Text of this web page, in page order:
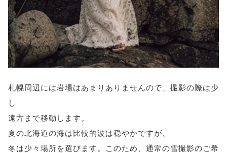
札幌周辺には岩場はあまりありませんので、撮影の際は少
し
遠方まで移動します。
夏の北海道の海は比較的波は穏やかですが、
冬は少々場所を選びます。このため、通常の雪撮影のご希